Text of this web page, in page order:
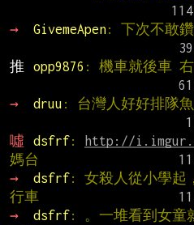
→
GivemeApen: 下次不敢
推
opp9876 : 機車就後車
→
druu : 台灣人好好排隊
噓
dsfrf: http://
媽台
→
dsfrf: 女殺人從小學起
行車
→
dsfrf: 。一堆看到女童